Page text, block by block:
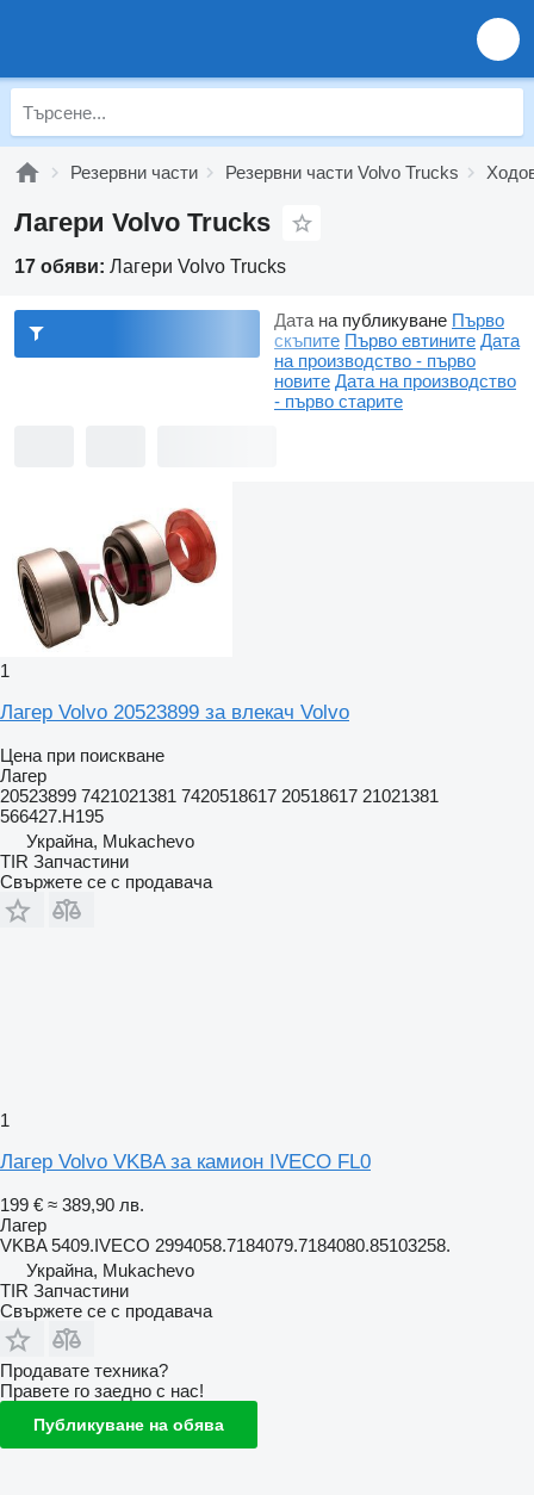
Резервни части Резервни части Volvo Trucks
Лагери Volvo Trucks
17 обяви: Лагери Volvo Trucks
Дата на публикуване Първо
скъпите Първо евтините Дата
на производство - първо
новите Дата на производство
- първо старите
1
Лагер Volvo 20523899 за влекач Volvo
Цена при поискване
Лагер
20523899 7421021381 7420518617 20518617 21021381
566427.H195
Украйна, Mukachevo
TIR Запчастини
Свържете се с продавача
1
Лагер Volvo VKBA за камион IVECO FL0
199 € ≈ 389,90 лв.
Лагер
VKBA 5409.IVECO 2994058.7184079.7184080.85103258.
Украйна, Mukachevo
TIR Запчастини
Свържете се с продавача
Продавате техника?
Правете го заедно с нас!
Публикуване на обява